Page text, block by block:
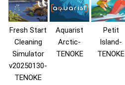
Fresh Start
Cleaning
Simulator
v20250130-
TENOKE
Aquarist
Arctic-
TENOKE
Petit
Island-
TENOKE